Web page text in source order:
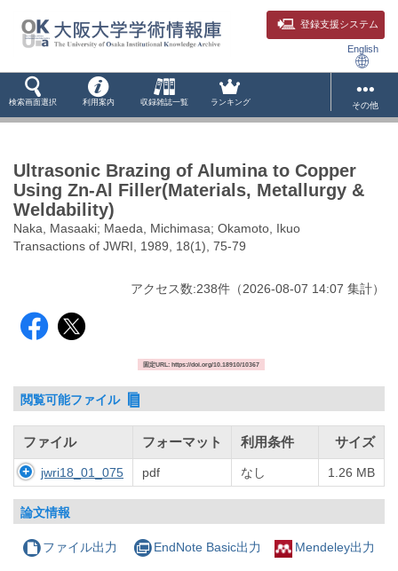
登録支援システム
English
検索画面選択 利用案内 収録雑誌一覧 ランキング その他
Ultrasonic Brazing of Alumina to Copper
Using Zn-Al Filler(Materials, Metallurgy &
Weldability)
Naka, Masaaki; Maeda, Michimasa; Okamoto, Ikuo
Transactions of JWRI, 1989, 18(1), 75-79
アクセス数:238件 （2026-08-07 14:07 集計）
固定URL: https://doi.org/10.18910/10367
閲覧可能ファイル
ファイル フォーマット 利用条件 サイズ
jwri18_01_075 pdf なし 1.26 MB
論文情報
ファイル出力 EndNote Basic出力 Mendeley出力